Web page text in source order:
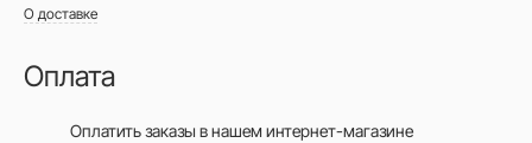
О доставке
Оплата
Оплатить заказы в нашем интернет-магазине